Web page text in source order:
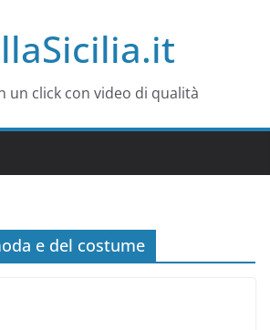
un click con video di qualità
e del costume